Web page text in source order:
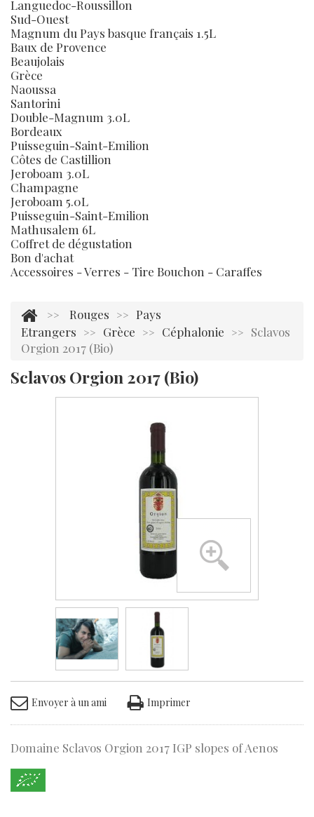
Languedoc-Roussillon
Sud-Ouest
Magnum du Pays basque français 1.5L
Baux de Provence
Beaujolais
Grèce
Naoussa
Santorini
Double-Magnum 3.0L
Bordeaux
Puisseguin-Saint-Emilion
Côtes de Castillion
Jeroboam 3.0L
Champagne
Jeroboam 5.0L
Puisseguin-Saint-Emilion
Mathusalem 6L
Coffret de dégustation
Bon d'achat
Accessoires - Verres - Tire Bouchon - Caraffes
>> Rouges >>
Pays
Etrangers
>> Grèce >> Céphalonie >>
Sclavos
Orgion 2017 (Bio)
Sclavos Orgion 2017 (Bio)
Envoyer à un ami Imprimer
Domaine Sclavos Orgion 2017 IGP slopes of Aenos